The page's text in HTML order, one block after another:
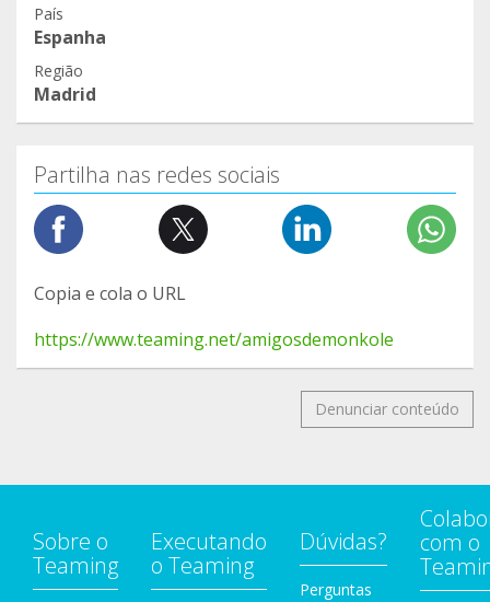
País
Espanha
Região
Madrid
Partilha nas redes sociais
Copia e cola o URL
https://www.teaming.net/amigosdemonkole
Denunciar conteúdo
Sobre o
Teaming
Executando
o Teaming
Dúvidas?
Perguntas
com o